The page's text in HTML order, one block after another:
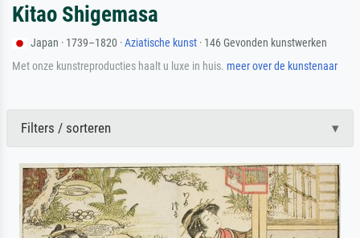
Kitao Shigemasa
Japan · 1739–1820 ·Aziatische kunst · 146 Gevonden kunstwerken
Met onze kunstreproducties haalt u luxe in huis. meer over de kunstenaar
Filters / sorteren